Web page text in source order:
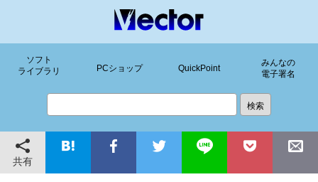
ソフト
ライブラリ
PCショップ QuickPoint
みんなの
電子署名
共有